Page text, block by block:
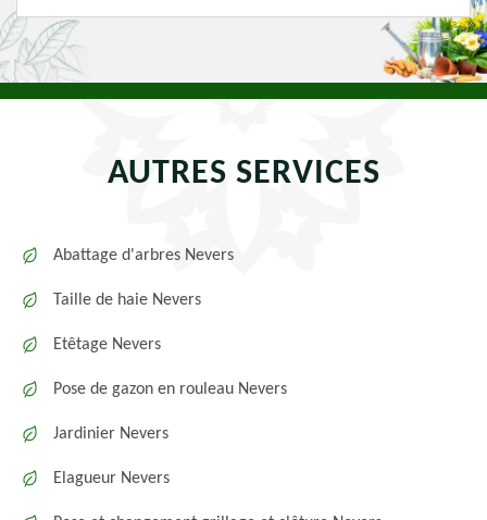
AUTRES SERVICES
Abattage d'arbres Nevers
Taille de haie Nevers
Etêtage Nevers
Pose de gazon en rouleau Nevers
Jardinier Nevers
Elagueur Nevers